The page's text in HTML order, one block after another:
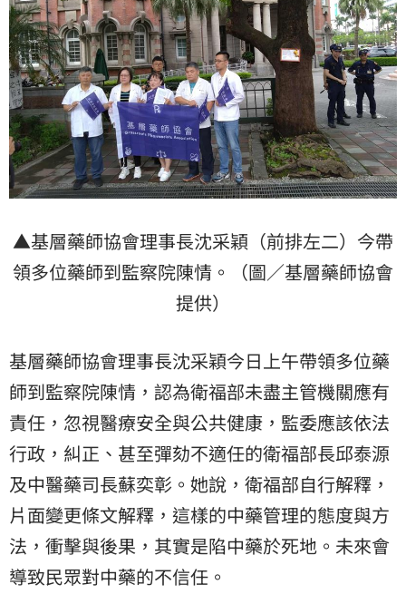
▲基層藥師協會理事長沈采穎（前排左二）今帶
領多位藥師到監察院陳情。（圖／基層藥師協會
提供）
基層藥師協會理事長沈采穎今日上午帶領多位藥
師到監察院陳情，認為衛福部未盡主管機關應有
責任，忽視醫療安全與公共健康，監委應該依法
行政，糾正、甚至彈劾不適任的衛福部長邱泰源
及中醫藥司長蘇奕彰。她說，衛福部自行解釋，
片面變更條文解釋，這樣的中藥管理的態度與方
法，衝擊與後果，其實是陷中藥於死地。未來會
導致民眾對中藥的不信任。